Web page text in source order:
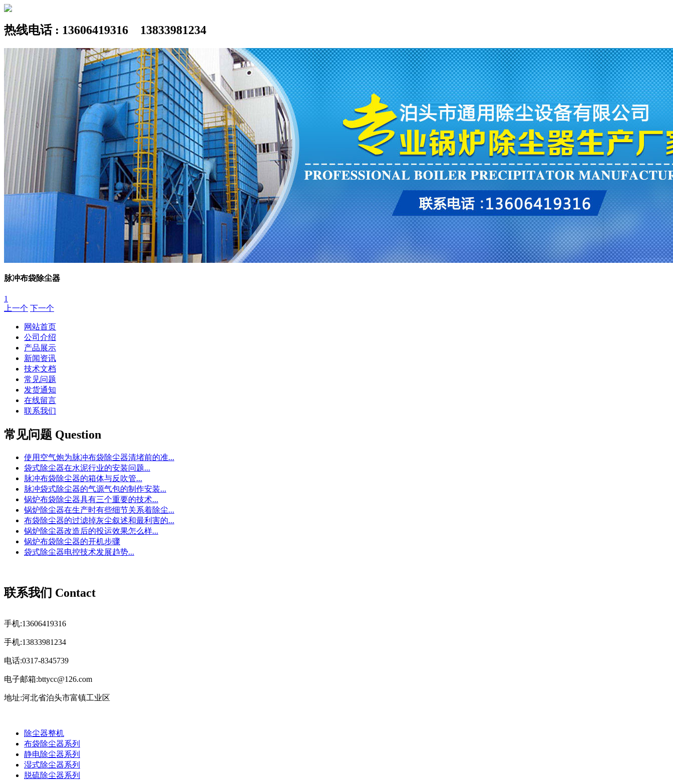
热线电话 : 13606419316 13833981234
脉冲布袋除尘器
1
上一个 下一个
网站首页
公司介绍
产品展示
新闻资讯
技术文档
常见问题
发货通知
在线留言
联系我们
常见问题 Question
使用空气炮为脉冲布袋除尘器清堵前的准...
袋式除尘器在水泥行业的安装问题...
脉冲布袋除尘器的箱体与反吹管...
脉冲袋式除尘器的气源气包的制作安装...
锅炉布袋除尘器具有三个重要的技术...
锅炉除尘器在生产时有些细节关系着除尘...
布袋除尘器的过滤掉灰尘叙述和最利害的...
锅炉除尘器改造后的投运效果怎么样...
锅炉布袋除尘器的开机步骤
袋式除尘器电控技术发展趋势...
联系我们 Contact
手机:13606419316
手机:13833981234
电话:0317-8345739
电子邮箱:bttycc@126.com
地址:河北省泊头市富镇工业区
除尘器整机
布袋除尘器系列
静电除尘器系列
湿式除尘器系列
脱硫除尘器系列